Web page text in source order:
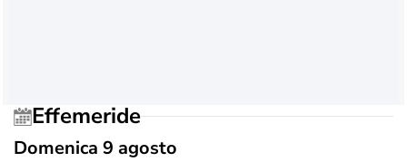
Effemeride
Domenica 9 agosto